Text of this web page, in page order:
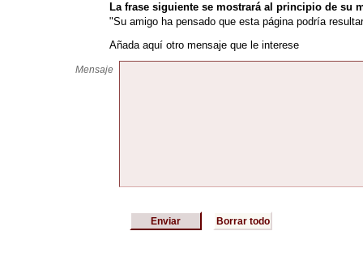
La frase siguiente se mostrará al principio de su
"Su amigo ha pensado que esta página podría
Añada aquí otro mensaje que le interese
Mensaje